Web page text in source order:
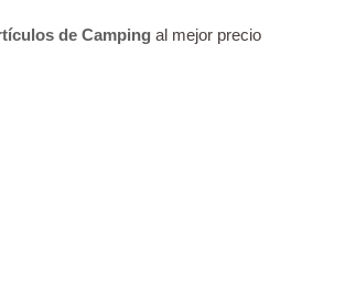
de Camping al mejor precio